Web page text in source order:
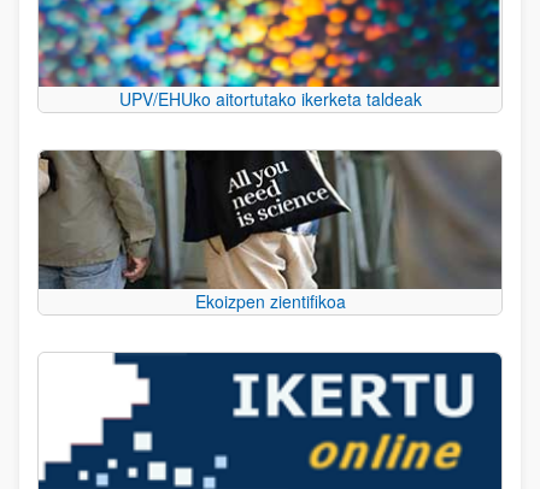
UPV/EHUko aitortutako ikerketa taldeak
Ekoizpen zientifikoa